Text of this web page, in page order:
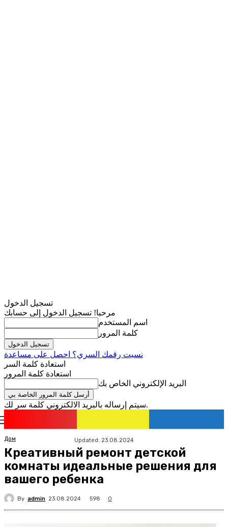
تسجيل الدخول
مرحبا! تسجيل الدخول إلى حسابك
اسم المستخدم
كلمة المرور
نسيت رقمك السري؟ احصل على مساعدة
استعادة كلمة السر
استعادة كلمة المرور
البريد الإلكتروني الخاص بك
سيتم إرساله بالبريد الالكتروني كلمة سر لك.
Дом Updated: 23.08.2024
Креативный ремонт детской
комнаты идеальные решения для
вашего ребенка
By admin 23.08.2024 598 0